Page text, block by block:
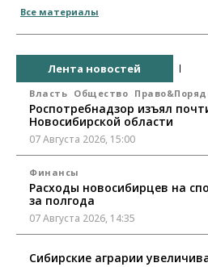
Все материалы
Лента новостей
Власть Общество
Роспотребнадзор изъял
Новосибирской области
07 Августа 2026, 15:00
Финансы
Расходы новосибирцев на
за полгода
07 Августа 2026, 14:35
Сибирские аграрии